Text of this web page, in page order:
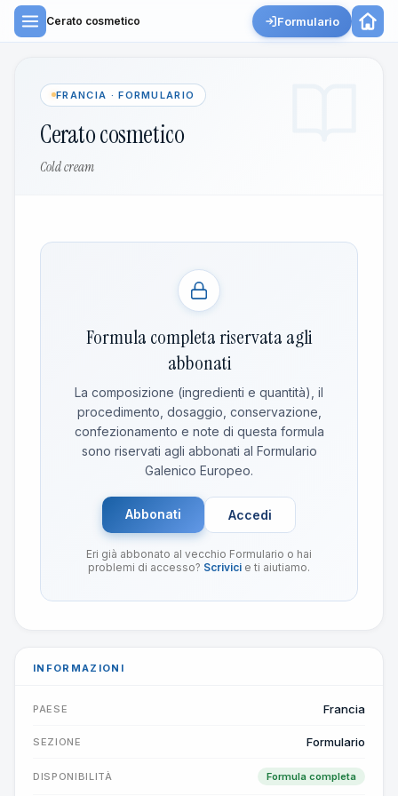
Cerato cosmetico Formulario
FRANCIA · FORMULARIO
Cerato cosmetico
Cold cream
Formula completa riservata agli
abbonati
La composizione (ingredienti e quantità), il
procedimento, dosaggio, conservazione,
confezionamento e note di questa formula
sono riservati agli abbonati al Formulario
Galenico Europeo.
Abbonati Accedi
Eri già abbonato al vecchio Formulario o hai
problemi di accesso? Scrivici e ti aiutiamo.
INFORMAZIONI
PAESE Francia
SEZIONE Formulario
DISPONIBILITÀ Formula completa